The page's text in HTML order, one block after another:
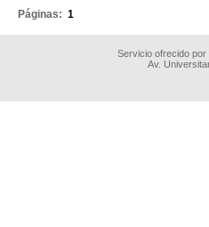
Páginas: 1
Servicio ofrecido
Av.